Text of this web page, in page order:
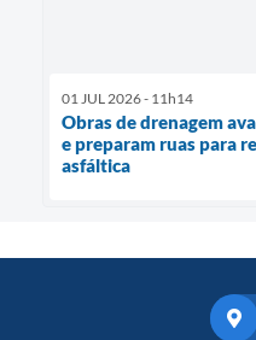
01 JUL 2026 - 11h14
Obras de drenagem
e preparam ruas para
asfáltica